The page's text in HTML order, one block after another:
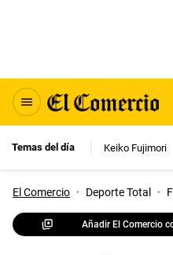
Temas del día Keiko Fujimori
El Comercio · Deporte Total ·
Añadir El Comercio